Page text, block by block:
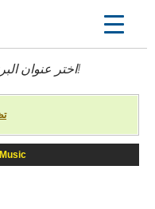
اختر عنوانإلى أسفل إلى النسخة التي تحب!